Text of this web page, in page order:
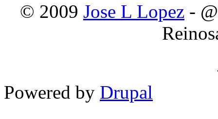
© 2009 Jose L Lopez -
Powered by Drupal